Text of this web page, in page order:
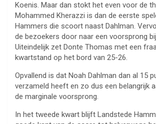
Koenis. Maar dan stokt het even voor de
Mohammed Kherazzi is dan de eerste
Hammers die scoort naast Dahlman.
de bezoekers door naar een voorsprong
Uiteindelijk zet Donte Thomas met een
kwartstand op het bord van 25-26.
Opvallend is dat Noah Dahlman dan al 15
verzameld heeft en zo dus een belangrijk
de marginale voorsprong.
In het tweede kwart blijft Landstede